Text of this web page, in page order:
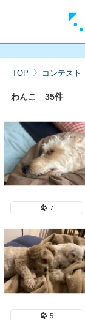
TOP コンテスト
わんこ 35件
7
5